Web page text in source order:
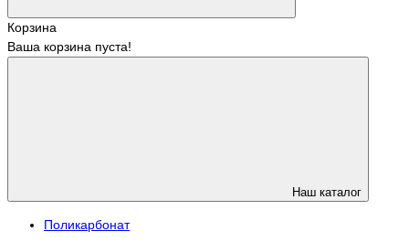
Корзина
Ваша корзина пуста!
Наш каталог
Поликарбонат